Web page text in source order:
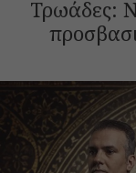
Τρωάδες: